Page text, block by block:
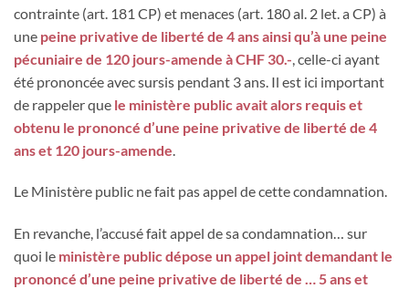
contrainte (art. 181 CP) et menaces (art. 180 al. 2 let. a CP) à
une peine privative de liberté de 4 ans ainsi qu’à une peine
pécuniaire de 120 jours-amende à CHF 30.- , celle-ci ayant
été prononcée avec sursis pendant 3 ans. Il est ici important
de rappeler que le ministère public avait alors requis et
obtenu le prononcé d’une peine privative de liberté de 4
ans et 120 jours-amende
Le Ministère public ne fait pas appel de cette condamnation.
En revanche, l’accusé fait appel de sa condamnation… sur
quoi le ministère public dépose un appel joint demandant le
prononcé d’une peine privative de liberté de … 5 ans et